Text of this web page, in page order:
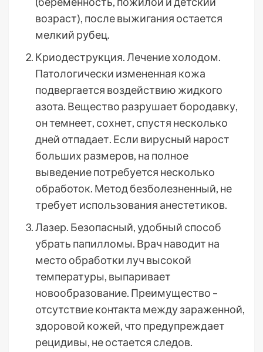
возраст), после выжигания остается
мелкий рубец.
Криодеструкция. Лечение холодом.
Патологически измененная кожа
подвергается воздействию жидкого
азота. Вещество разрушает бородавку,
он темнеет, сохнет, спустя несколько
дней отпадает. Если вирусный нарост
больших размеров, на полное
выведение потребуется несколько
обработок. Метод безболезненный, не
требует использования анестетиков.
Лазер. Безопасный, удобный способ
убрать папилломы. Врач наводит на
место обработки луч высокой
температуры, выпаривает
новообразование. Преимущество –
отсутствие контакта между зараженной,
здоровой кожей, что предупреждает
рецидивы, не остается следов.